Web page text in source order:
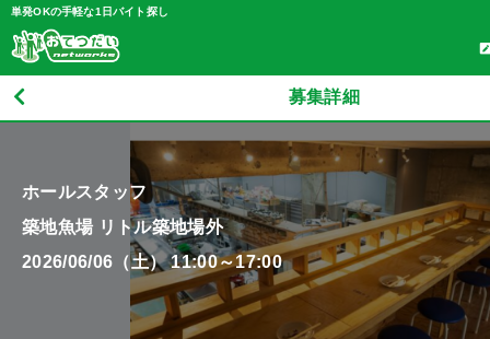
単発OKの手軽な1日バイト探し
募集詳細
ホールスタッフ
築地魚場 リトル築地場外
2026/06/06（土） 11:00～17:00